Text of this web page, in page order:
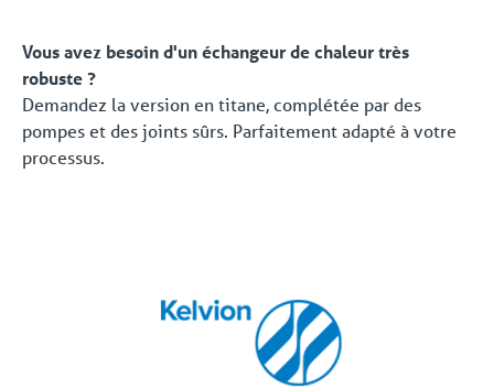
Vous avez besoin d'un échangeur de chaleur très
robuste ?
Demandez la version en titane, complétée par des
pompes et des joints sûrs. Parfaitement adapté à votre
processus.